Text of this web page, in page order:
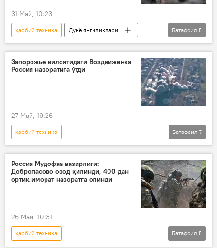
31 Май, 10:23
ҳарбий техника
Дунё янгиликлари
Дунёда
НАТО
Германия
Жей Вэнс
Пентагон
Батафсил 5
Запорожье вилоятидаги Воздвиженка
Россия назоратига ўтди
27 Май, 19:26
ҳарбий техника
Россиянинг Донбассдаги махсус ҳарбий операцияси
Россия Мудофаа вазирлиги
Батафсил 7
Россия Мудофаа вазирлиги:
Добропасово озод қилинди, 400 дан
ортиқ иморат назоратга олинди
26 Май, 10:31
ҳарбий техника
Батафсил 5